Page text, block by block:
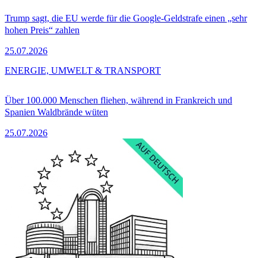
Trump sagt, die EU werde für die Google-Geldstrafe einen „sehr
hohen Preis“ zahlen
25.07.2026
Über 100.000 Menschen fliehen, während in Frankreich und
Spanien Waldbrände wüten
25.07.2026
ENERGIE, UMWELT & TRANSPORT